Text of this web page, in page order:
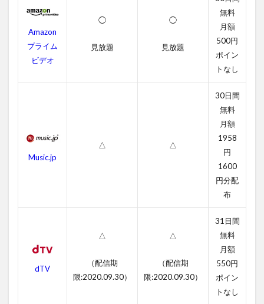
マイ
幕動
画
2.2
3
ーテ
4
ビュ
Amazon
プライム
ビデオ
◯
見放題
◯
見放題
無料
月額
500円
ポイン
トなし
Music.jp
△ △
30日間
無料
月額
1958
円
1600
円分配
布
dTV
△
（配信期
限:2020.09.30）
△
（配信期
限:2020.09.30）
31日間
無料
月額
550円
ポイン
トなし